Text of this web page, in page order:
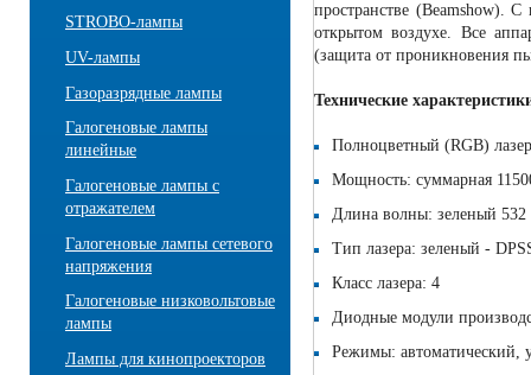
STROBO-лампы
UV-лампы
Газоразрядные лампы
Галогеновые лампы
линейные
Галогеновые лампы с
отражателем
Галогеновые лампы сетевого
напряжения
Галогеновые низковольтовые
лампы
Лампы для кинопроекторов
пространстве (Beamshow).
открытом воздухе. Все
(защита от проникновения
Технические
Полноцветный (RGB)
Мощность: суммарная
Длина волны: зеленый
Тип лазера: зеленый -
Класс лазера: 4
Диодные модули
Режимы: